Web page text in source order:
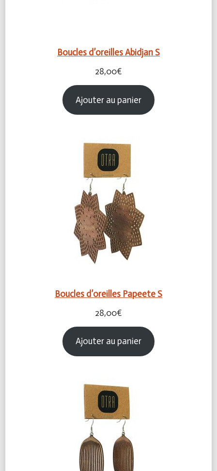
Boucles d’oreilles Abidjan S
28,00€
Ajouter au panier
Boucles d’oreilles Papeete S
28,00€
Ajouter au panier